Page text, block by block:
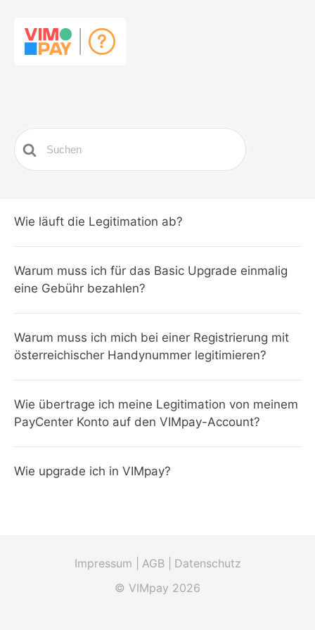
Search
For
Wie läuft die Legitimation ab?
Warum muss ich für das Basic Upgrade einmalig
eine Gebühr bezahlen?
Warum muss ich mich bei einer Registrierung mit
österreichischer Handynummer legitimieren?
Wie übertrage ich meine Legitimation von meinem
PayCenter Konto auf den VIMpay-Account?
Wie upgrade ich in VIMpay?
Impressum | AGB |
Datenschutz
© VIMpay 2026